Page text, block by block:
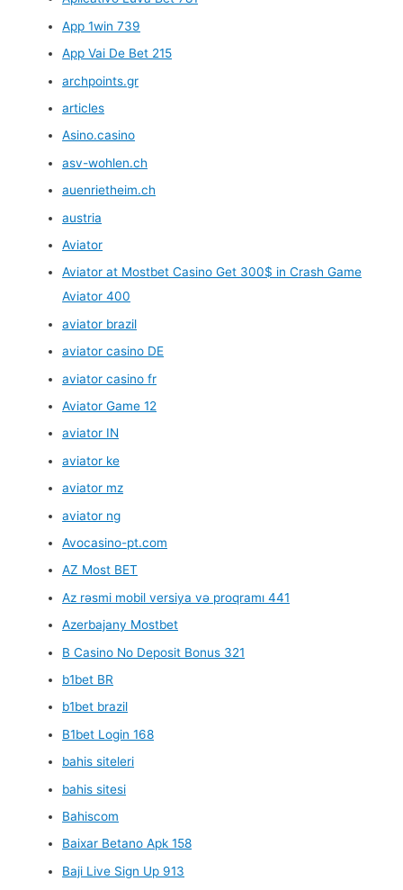
App 1win 739
App Vai De Bet 215
archpoints.gr
articles
Asino.casino
asv-wohlen.ch
auenrietheim.ch
austria
Aviator
Aviator at Mostbet Casino Get 300$ in Crash Game
Aviator 400
aviator brazil
aviator casino DE
aviator casino fr
Aviator Game 12
aviator IN
aviator ke
aviator mz
aviator ng
Avocasino-pt.com
AZ Most BET
Az rəsmi mobil versiya və proqramı 441
Azerbajany Mostbet
B Casino No Deposit Bonus 321
b1bet BR
b1bet brazil
B1bet Login 168
bahis siteleri
bahis sitesi
Bahiscom
Baixar Betano Apk 158
Baji Live Sign Up 913